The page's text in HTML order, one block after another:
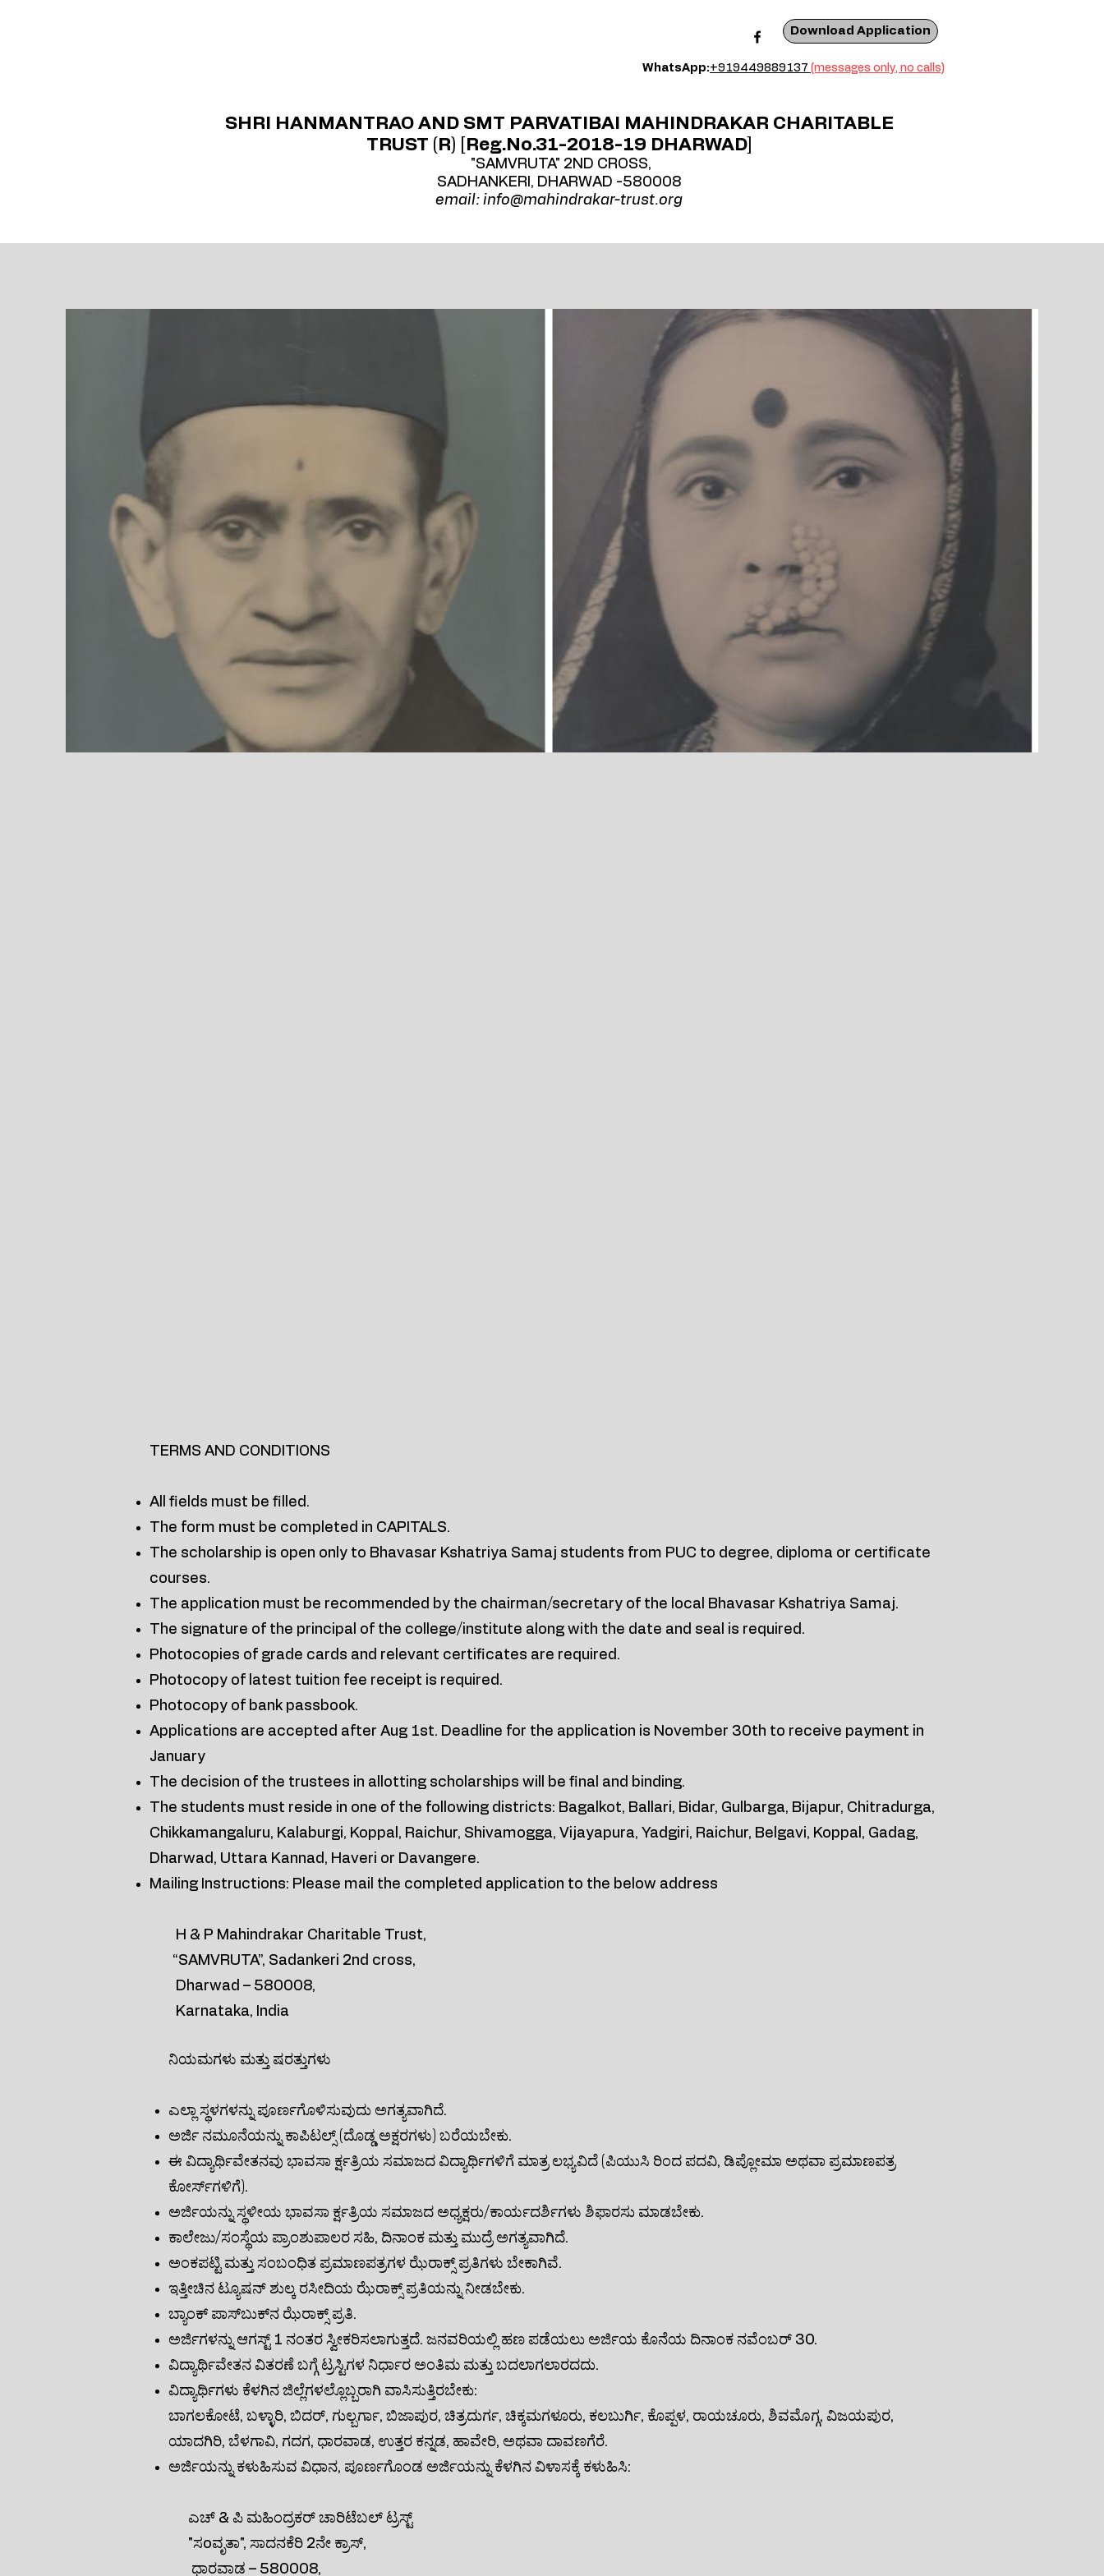
Download Application
WhatsApp:+919449889137 (messages only, no calls)
SHRI HANMANTRAO AND SMT PARVATIBAI MAHINDRAKAR CHARITABLE
TRUST (R) [Reg.No.31-2018-19 DHARWAD]
"SAMVRUTA" 2ND CROSS,
SADHANKERI, DHARWAD -580008
email: info@mahindrakar-trust.org
TERMS AND CONDITIONS
All fields must be filled.
The form must be completed in CAPITALS.
The scholarship is open only to Bhavasar Kshatriya Samaj students from PUC to degree, diploma or certificate
courses.
The application must be recommended by the chairman/secretary of the local Bhavasar Kshatriya Samaj.
The signature of the principal of the college/institute along with the date and seal is required.
Photocopies of grade cards and relevant certificates are required.
Photocopy of latest tuition fee receipt is required.
Photocopy of bank passbook.
Applications are accepted after Aug 1st. Deadline for the application is November 30th to receive payment in
January
The decision of the trustees in allotting scholarships will be final and binding.
The students must reside in one of the following districts: Bagalkot, Ballari, Bidar, Gulbarga, Bijapur, Chitradurga,
Chikkamangaluru, Kalaburgi, Koppal, Raichur, Shivamogga, Vijayapura, Yadgiri, Raichur, Belgavi, Koppal, Gadag,
Dharwad, Uttara Kannad, Haveri or Davangere.
Mailing Instructions: Please mail the completed application to the below address
H & P Mahindrakar Charitable Trust,
“SAMVRUTA”, Sadankeri 2nd cross,
Dharwad – 580008,
Karnataka, India
ನಿಯಮಗಳು ಮತ್ತು ಷರತ್ತುಗಳು
ಎಲ್ಲಾ ಸ್ಥಳಗಳನ್ನು ಪೂರ್ಣಗೊಳಿಸುವುದು ಅಗತ್ಯವಾಗಿದೆ.
ಅರ್ಜಿ ನಮೂನೆಯನ್ನು ಕಾಪಿಟಲ್ಸ್ (ದೊಡ್ಡ ಅಕ್ಷರಗಳು) ಬರೆಯಬೇಕು.
ಈ ವಿದ್ಯಾರ್ಥಿವೇತನವು ಭಾವಸಾ ರ್ಕ್ಷತ್ರಿಯ ಸಮಾಜದ ವಿದ್ಯಾರ್ಥಿಗಳಿಗೆ ಮಾತ್ರ ಲಭ್ಯವಿದೆ (ಪಿಯುಸಿ ರಿಂದ ಪದವಿ, ಡಿಪ್ಲೋಮಾ ಅಥವಾ ಪ್ರಮಾಣಪತ್ರ
ಕೋರ್ಸ್‌ಗಳಿಗೆ).
ಅರ್ಜಿಯನ್ನು ಸ್ಥಳೀಯ ಭಾವಸಾ ರ್ಕ್ಷತ್ರಿಯ ಸಮಾಜದ ಅಧ್ಯಕ್ಷರು/ಕಾರ್ಯದರ್ಶಿಗಳು ಶಿಫಾರಸು ಮಾಡಬೇಕು.
ಕಾಲೇಜು/ಸಂಸ್ಥೆಯ ಪ್ರಾಂಶುಪಾಲರ ಸಹಿ, ದಿನಾಂಕ ಮತ್ತು ಮುದ್ರೆ ಅಗತ್ಯವಾಗಿದೆ.
ಅಂಕಪಟ್ಟಿ ಮತ್ತು ಸಂಬಂಧಿತ ಪ್ರಮಾಣಪತ್ರಗಳ ಝೆರಾಕ್ಸ್ ಪ್ರತಿಗಳು ಬೇಕಾಗಿವೆ.
ಇತ್ತೀಚಿನ ಟ್ಯೂಷನ್ ಶುಲ್ಕ ರಸೀದಿಯ ಝೆರಾಕ್ಸ್ ಪ್ರತಿಯನ್ನು ನೀಡಬೇಕು.
ಬ್ಯಾಂಕ್ ಪಾಸ್‌ಬುಕ್‌ನ ಝೆರಾಕ್ಸ್ ಪ್ರತಿ.
ಅರ್ಜಿಗಳನ್ನು ಆಗಸ್ಟ್ 1 ನಂತರ ಸ್ವೀಕರಿಸಲಾಗುತ್ತದೆ. ಜನವರಿಯಲ್ಲಿ ಹಣ ಪಡೆಯಲು ಅರ್ಜಿಯ ಕೊನೆಯ ದಿನಾಂಕ ನವೆಂಬರ್ 30.
ವಿದ್ಯಾರ್ಥಿವೇತನ ವಿತರಣೆ ಬಗ್ಗೆ ಟ್ರಸ್ಟಿಗಳ ನಿರ್ಧಾರ ಅಂತಿಮ ಮತ್ತು ಬದಲಾಗಲಾರದದು.
ವಿದ್ಯಾರ್ಥಿಗಳು ಕೆಳಗಿನ ಜಿಲ್ಲೆಗಳಲ್ಲೊಬ್ಬರಾಗಿ ವಾಸಿಸುತ್ತಿರಬೇಕು:
ಬಾಗಲಕೋಟೆ, ಬಳ್ಳಾರಿ, ಬಿದರ್, ಗುಲ್ಬರ್ಗಾ, ಬಿಜಾಪುರ, ಚಿತ್ರದುರ್ಗ, ಚಿಕ್ಕಮಗಳೂರು, ಕಲಬುರ್ಗಿ, ಕೊಪ್ಪಳ, ರಾಯಚೂರು, ಶಿವಮೊಗ್ಗ, ವಿಜಯಪುರ,
ಯಾದಗಿರಿ, ಬೆಳಗಾವಿ, ಗದಗ, ಧಾರವಾಡ, ಉತ್ತರ ಕನ್ನಡ, ಹಾವೇರಿ, ಅಥವಾ ದಾವಣಗೆರೆ.
ಅರ್ಜಿಯನ್ನು ಕಳುಹಿಸುವ ವಿಧಾನ, ಪೂರ್ಣಗೊಂಡ ಅರ್ಜಿಯನ್ನು ಕೆಳಗಿನ ವಿಳಾಸಕ್ಕೆ ಕಳುಹಿಸಿ:
ಎಚ್ & ಪಿ ಮಹಿಂದ್ರಕರ್ ಚಾರಿಟೆಬಲ್ ಟ್ರಸ್ಟ್
"ಸoವೃತಾ", ಸಾದನಕೆರಿ 2ನೇ ಕ್ರಾಸ್,
ಧಾರವಾಡ – 580008,